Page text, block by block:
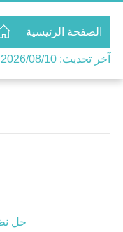
الصفحة الرئيسية
آخر تحديث: 2026/08/10
حل